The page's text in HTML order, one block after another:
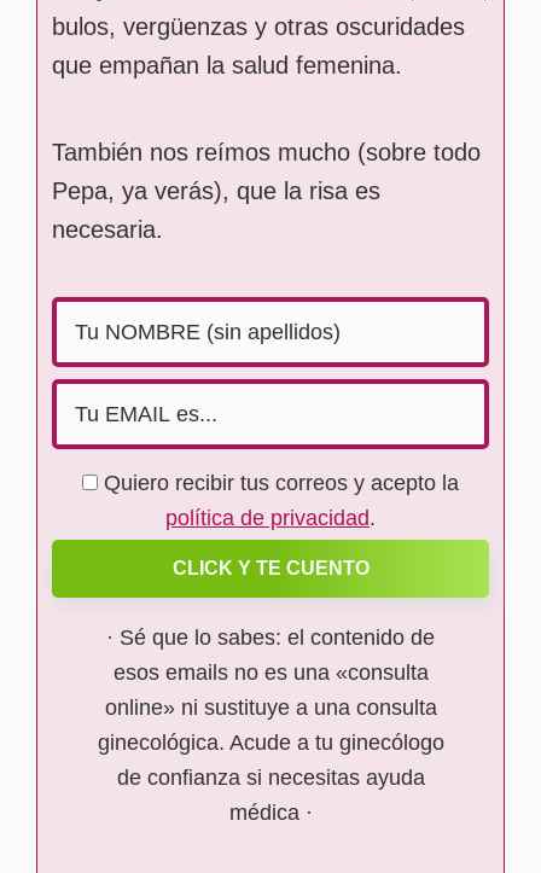
bulos, vergüenzas y otras oscuridades
que empañan la salud femenina.
También nos reímos mucho (sobre todo
Pepa, ya verás), que la risa es
necesaria.
Quiero recibir tus correos y acepto la
política de privacidad.
CLICK Y TE CUENTO
· Sé que lo sabes: el contenido de
esos emails no es una «consulta
online» ni sustituye a una consulta
ginecológica. Acude a tu ginecólogo
de confianza si necesitas ayuda
médica ·